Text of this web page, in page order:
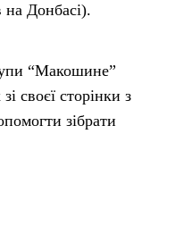
на Донбасі).
“Макошине”
своєї сторінки з
зібрати